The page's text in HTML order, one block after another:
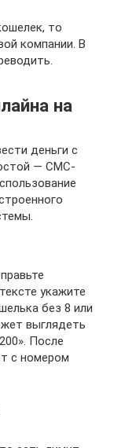
то
компании. В
на
деньги с
— СМС-
укажите
без 8 или
выглядеть
После
с номером